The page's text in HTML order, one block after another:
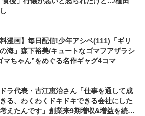
料漫画】毎日配信!少年アシベ(111)「ギリ
海」森下裕美/キュートなゴマフアザラシ
マちゃん”をめぐる名作ギャグ4コマ
ラ代表・古江恵治さん「仕事を通して成
る、わくわくドキドキできる会社にした
えたんです」創業来9期増収&増益を続け